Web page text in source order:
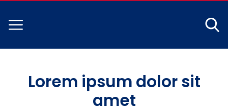
Lorem ipsum dolor sit
amet